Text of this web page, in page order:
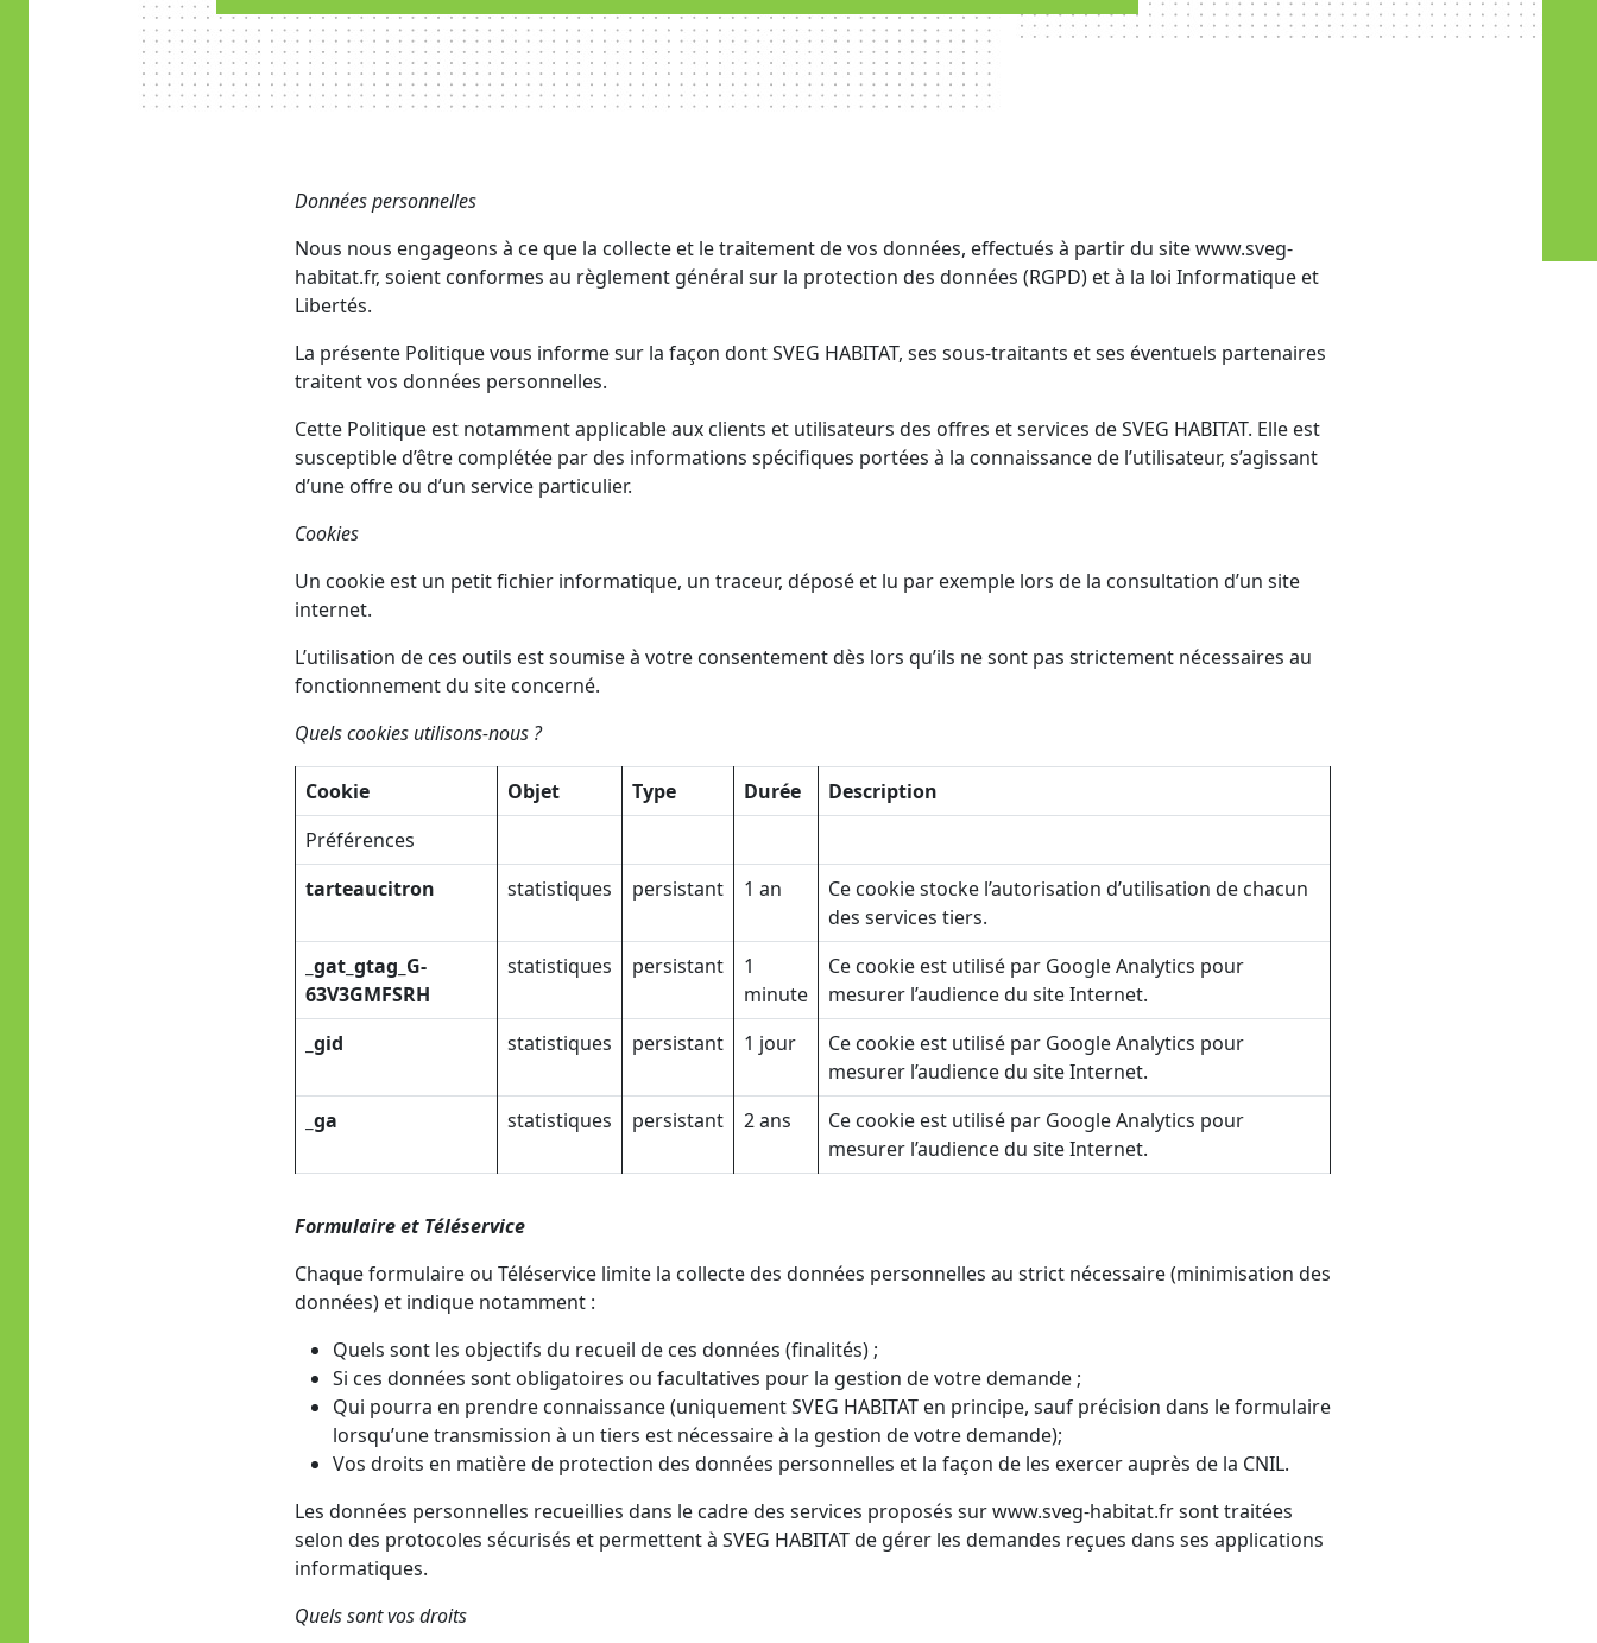
Données personnelles
Nous nous engageons à ce que la collecte et le traitement de vos données, effectués à partir du site www.sveg-
habitat.fr, soient conformes au règlement général sur la protection des données (RGPD) et à la loi Informatique et
Libertés.
La présente Politique vous informe sur la façon dont SVEG HABITAT, ses sous-traitants et ses éventuels partenaires
traitent vos données personnelles.
Cette Politique est notamment applicable aux clients et utilisateurs des offres et services de SVEG HABITAT. Elle est
susceptible d’être complétée par des informations spécifiques portées à la connaissance de l’utilisateur, s’agissant
d’une offre ou d’un service particulier.
Cookies
Un cookie est un petit fichier informatique, un traceur, déposé et lu par exemple lors de la consultation d’un site
internet.
L’utilisation de ces outils est soumise à votre consentement dès lors qu’ils ne sont pas strictement nécessaires au
fonctionnement du site concerné.
Quels cookies utilisons-nous ?
Cookie Objet Type Durée
Description
Préférences
tarteaucitron
statistiques persistant 1 an
Ce cookie stocke l’autorisation d’utilisation de chacun
des services tiers.
_gat_gtag_G-
63V3GMFSRH
statistiques persistant
1
minute
Ce cookie est utilisé par Google Analytics pour
mesurer l’audience du site Internet.
_gid
statistiques persistant 1 jour
Ce cookie est utilisé par Google Analytics pour
mesurer l’audience du site Internet.
_ga
statistiques persistant 2 ans
Ce cookie est utilisé par Google Analytics pour
mesurer l’audience du site Internet.
Formulaire et Téléservice
Chaque formulaire ou Téléservice limite la collecte des données personnelles au strict nécessaire (minimisation des
données) et indique notamment :
Quels sont les objectifs du recueil de ces données (finalités) ;
Si ces données sont obligatoires ou facultatives pour la gestion de votre demande ;
Qui pourra en prendre connaissance (uniquement SVEG HABITAT en principe, sauf précision dans le formulaire
lorsqu’une transmission à un tiers est nécessaire à la gestion de votre demande);
Vos droits en matière de protection des données personnelles et la façon de les exercer auprès de la CNIL.
Les données personnelles recueillies dans le cadre des services proposés sur www.sveg-habitat.fr sont traitées
selon des protocoles sécurisés et permettent à SVEG HABITAT de gérer les demandes reçues dans ses applications
informatiques.
Quels sont vos droits